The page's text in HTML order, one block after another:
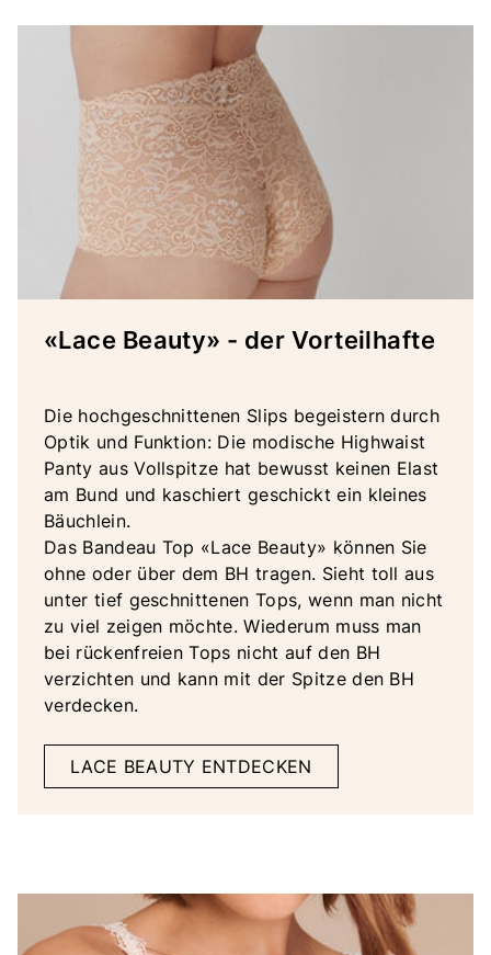
«Lace Beauty» - der Vorteilhafte
Die hochgeschnittenen Slips begeistern durch
Optik und Funktion: Die modische Highwaist
Panty aus Vollspitze hat bewusst keinen Elast
am Bund und kaschiert geschickt ein kleines
Bäuchlein.
Das Bandeau Top «Lace Beauty» können Sie
ohne oder über dem BH tragen. Sieht toll aus
unter tief geschnittenen Tops, wenn man nicht
zu viel zeigen möchte. Wiederum muss man
bei rückenfreien Tops nicht auf den BH
verzichten und kann mit der Spitze den BH
verdecken.
LACE BEAUTY ENTDECKEN